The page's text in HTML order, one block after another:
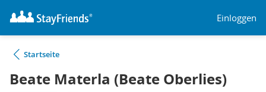
Einloggen
Startseite
Beate Materla (Beate Oberlies)